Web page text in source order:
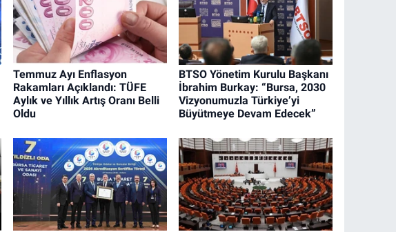
Temmuz Ayı Enflasyon
Rakamları Açıklandı: TÜFE
Aylık ve Yıllık Artış Oranı Belli
Oldu
BTSO Yönetim Kurulu Başkanı
İbrahim Burkay: “Bursa, 2030
Vizyonumuzla Türkiye’yi
Büyütmeye Devam Edecek”